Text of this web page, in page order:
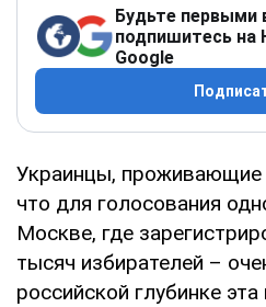
Будьте первыми
подпишитесь на
Google
Украинцы, проживающие
что для голосования
Москве, где
тысяч избирателей –
российской глубинке